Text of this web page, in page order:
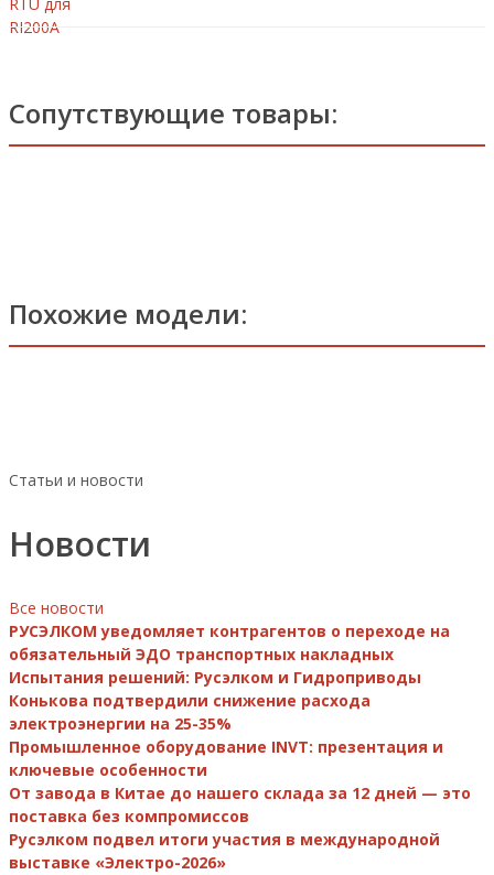
Сопутствующие товары:
Похожие модели:
Статьи и новости
Новости
Все новости
РУСЭЛКОМ уведомляет контрагентов о переходе на
обязательный ЭДО транспортных накладных
Испытания решений: Русэлком и Гидроприводы
Конькова подтвердили снижение расхода
электроэнергии на 25-35%
Промышленное оборудование INVT: презентация и
ключевые особенности
От завода в Китае до нашего склада за 12 дней — это
поставка без компромиссов
Русэлком подвел итоги участия в международной
выставке «Электро-2026»